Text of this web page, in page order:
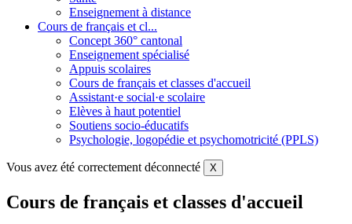
Enseignement à distance
Cours de français et cl...
Concept 360° cantonal
Enseignement spécialisé
Appuis scolaires
Cours de français et classes d'accueil
Assistant·e social·e scolaire
Elèves à haut potentiel
Soutiens socio-éducatifs
Psychologie, logopédie et psychomotricité (PPLS)
Vous avez été correctement déconnecté X
Cours de français et classes d'accueil